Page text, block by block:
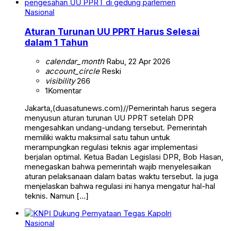
Nasional
Aturan Turunan UU PPRT Harus Selesai
dalam 1 Tahun
calendar_monthRabu, 22 Apr 2026
account_circleReski
visibility266
1Komentar
Jakarta,(duasatunews.com)//Pemerintah harus segera
menyusun aturan turunan UU PPRT setelah DPR
mengesahkan undang-undang tersebut. Pemerintah
memiliki waktu maksimal satu tahun untuk
merampungkan regulasi teknis agar implementasi
berjalan optimal. Ketua Badan Legislasi DPR, Bob Hasan,
menegaskan bahwa pemerintah wajib menyelesaikan
aturan pelaksanaan dalam batas waktu tersebut. Ia juga
menjelaskan bahwa regulasi ini hanya mengatur hal-hal
teknis. Namun […]
Nasional